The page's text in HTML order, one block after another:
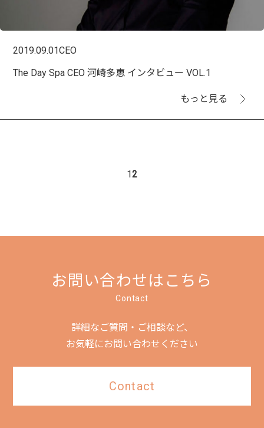
2019.09.01CEO
The Day Spa CEO 河崎多恵 インタビュー VOL.1
もっと見る
12
お問い合わせはこちら
Contact
詳細なご質問・ご相談など、
お気軽にお問い合わせください
Contact